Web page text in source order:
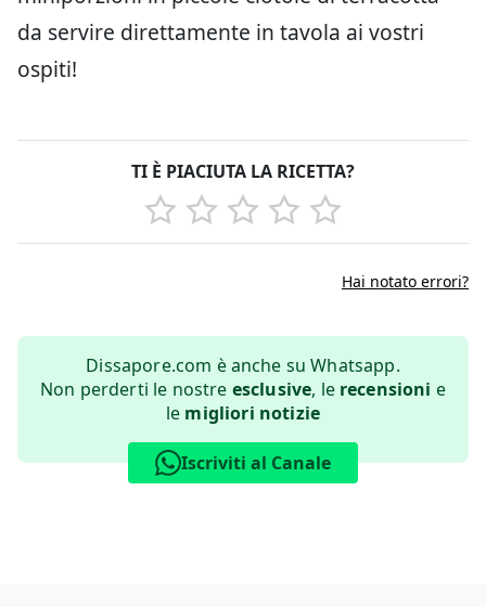
da servire direttamente in tavola ai vostri
ospiti!
TI È PIACIUTA LA RICETTA?
Hai notato errori?
Dissapore.com è anche su Whatsapp.
Non perderti le nostre esclusive, le recensioni e
le migliori notizie
Iscriviti al Canale